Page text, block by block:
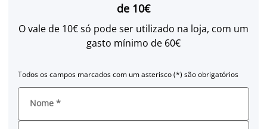
de 10€
O vale de 10€ só pode ser utilizado na loja, com um
gasto mínimo de 60€
Todos os campos marcados com um asterisco (*) são obrigatórios
Nome *